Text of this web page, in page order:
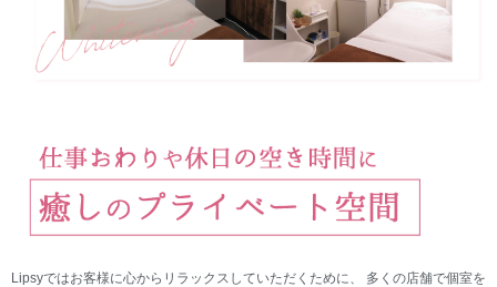
Lipsyではお客様に心からリラックスしていただくために、 多くの店舗で個室を